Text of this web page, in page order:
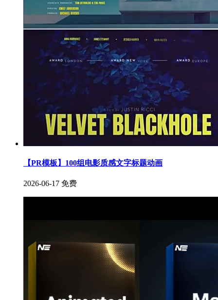
【PR模板】100组电影质感文字标题动画
2026-06-17 免费